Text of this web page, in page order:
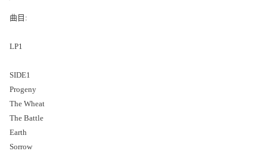
曲目:
LP1
SIDE1
Progeny
The Wheat
The Battle
Earth
Sorrow